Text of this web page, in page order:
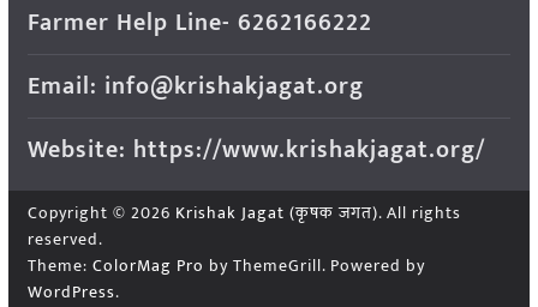
Farmer Help Line- 6262166222
Email: info@krishakjagat.org
Website: https://www.krishakjagat.org/
Copyright © 2026 Krishak Jagat (कृषक जगत). All rights
reserved.
Theme: ColorMag Pro by ThemeGrill. Powered by
WordPress.